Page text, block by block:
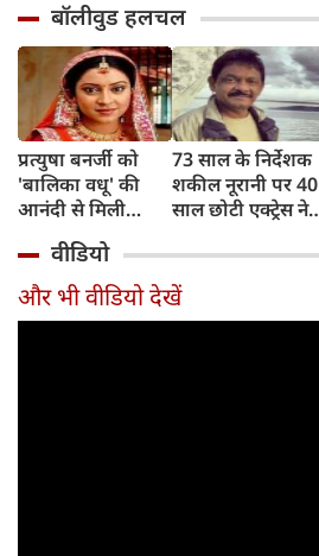
बॉलीवुड हलचल
प्रत्युषा बनर्जी को
'बालिका वधू' की
आनंदी से मिली
ने सबको झकझोर
दिया
73 साल के निर्देशक
शकील नूरानी पर 40
साल छोटी एक्ट्रेस ने
ब्लैकमेलिंग का
आरोप, पुलिस ने
किया गिरफ्तार
वीडियो
और भी वीडियो देखें